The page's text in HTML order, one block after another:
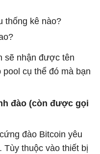
thống kê nào?
sẽ nhận được tên
cụ thể đó mà bạn
đào (còn được gọi
đào Bitcoin yêu
Tùy thuộc vào thiết bị